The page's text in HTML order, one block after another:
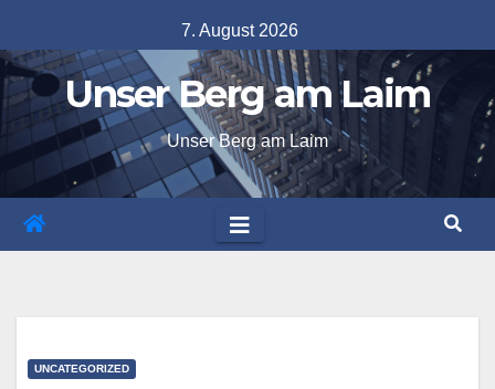
to
content
7. August 2026
Unser Berg am Laim
Unser Berg am Laim
UNCATEGORIZED